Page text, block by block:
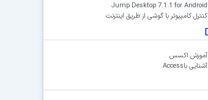
Jump Desktop 7.1.1 for Android
کنترل کامپیوتر با گوشی از طریق اینترنت
آموزش اکسس
آشنایی باAccess